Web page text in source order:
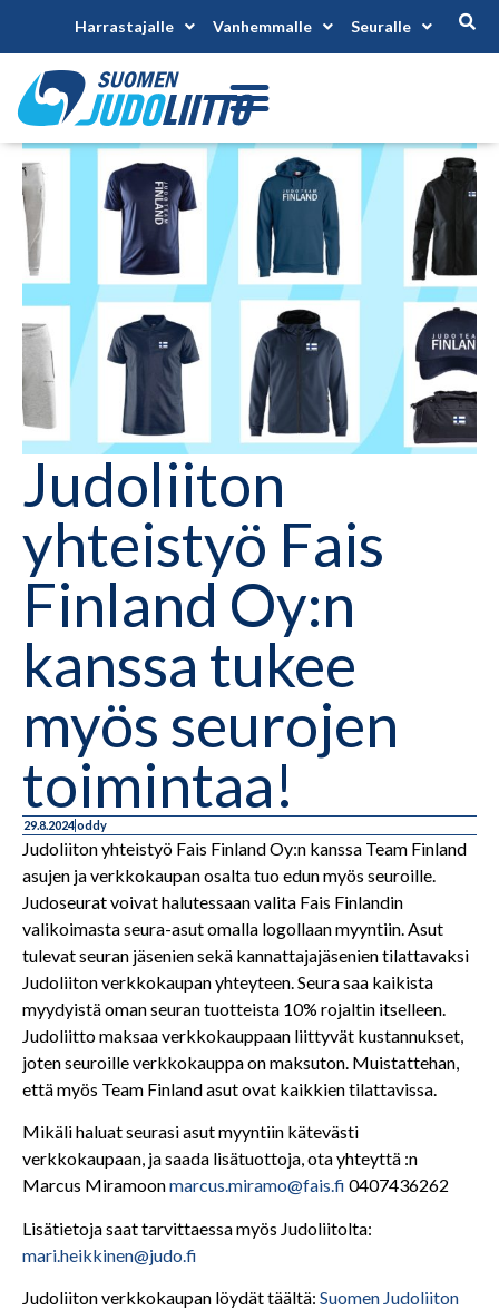
Harrastajalle Vanhemmalle Seuralle
Judoliiton
yhteistyö Fais
Finland Oy:n
kanssa tukee
myös seurojen
toimintaa!
29.8.2024oddy
Judoliiton yhteistyö Fais Finland Oy:n kanssa Team Finland
asujen ja verkkokaupan osalta tuo edun myös seuroille.
Judoseurat voivat halutessaan valita Fais Finlandin
valikoimasta seura-asut omalla logollaan myyntiin. Asut
tulevat seuran jäsenien sekä kannattajajäsenien tilattavaksi
Judoliiton verkkokaupan yhteyteen. Seura saa kaikista
myydyistä oman seuran tuotteista 10% rojaltin itselleen.
Judoliitto maksaa verkkokauppaan liittyvät kustannukset,
joten seuroille verkkokauppa on maksuton. Muistattehan,
että myös Team Finland asut ovat kaikkien tilattavissa.
Mikäli haluat seurasi asut myyntiin kätevästi
verkkokaupaan, ja saada lisätuottoja, ota yhteyttä :n
Marcus Miramoonmarcus.miramo@fais.fi 0407436262
Lisätietoja saat tarvittaessa myös Judoliitolta:
mari.heikkinen@judo.fi
Judoliiton verkkokaupan löydät täältä: Suomen Judoliiton